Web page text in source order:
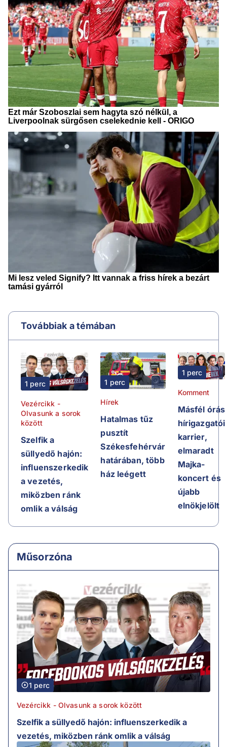
Továbbiak a témában
1 perc
Vezércikk -
Olvasunk a sorok
között
Szelfik a
süllyedő hajón:
influenszerkedik
a vezetés,
miközben ránk
omlik a válság
1 perc
Hírek
Hatalmas tűz
pusztít
Székesfehérvár
határában, több
ház leégett
1 perc
Komment
Másfél órás
hírigazgatói
karrier,
elmaradt
Majka-
koncert és
újabb
elnökjelölt
Műsorzóna
1 perc
Vezércikk - Olvasunk a sorok között
Szelfik a süllyedő hajón: influenszerkedik a
vezetés, miközben ránk omlik a válság